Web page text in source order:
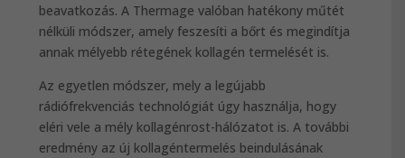
beavatkozás. A Thermage valóban hatékony műtét
nélküli módszer, amely feszesíti a bőrt és megindítja
annak mélyebb rétegének kollagén termelését is.
Az egyetlen módszer, mely a legújabb
rádiófrekvenciás technológiát úgy használja, hogy
eléri vele a mély kollagénrost-hálózatot is. A további
eredmény az új kollagéntermelés beindulásának